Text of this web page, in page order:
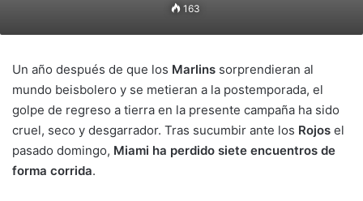
163
Un año después de que los Marlins sorprendieran al
mundo beisbolero y se metieran a la postemporada, el
golpe de regreso a tierra en la presente campaña ha sido
cruel, seco y desgarrador. Tras sucumbir ante los Rojos el
pasado domingo, Miami ha perdido siete encuentros de
forma corrida.